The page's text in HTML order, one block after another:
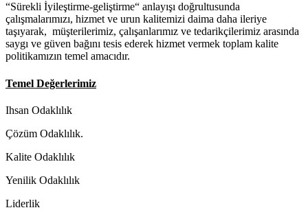
“Sürekli İyileştirme-geliştirme“ anlayışı doğrultusunda
çalışmalarımızı, hizmet ve urun kalitemizi daima daha ileriye
taşıyarak, müşterilerimiz, çalışanlarımız ve tedarikçilerimiz arasında
saygı ve güven bağını tesis ederek hizmet vermek toplam kalite
politikamızın temel amacıdır.
Temel Değerlerimiz
Ihsan Odaklılık
Çözüm Odaklılık.
Kalite Odaklılık
Yenilik Odaklılık
Liderlik